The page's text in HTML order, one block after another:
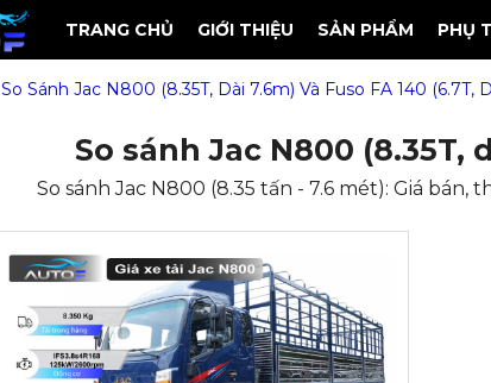
TRANG CHỦ GIỚI THIỆU SẢN PHẨM PHỤ
So Sánh Jac N800 (8.35T, Dài 7.6m) Và Fuso FA 140 (6.7T,
So sánh Jac N800 (8.35T,
So sánh Jac N800 (8.35 tấn - 7.6 mét): Giá bán,